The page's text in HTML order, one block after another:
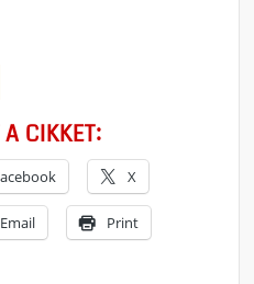
CIKKET:
X
Email Print